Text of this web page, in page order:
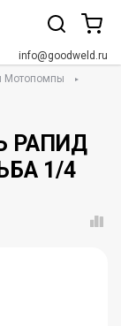
info@goodweld.ru
Мотопомпы
РАПИД
1/4